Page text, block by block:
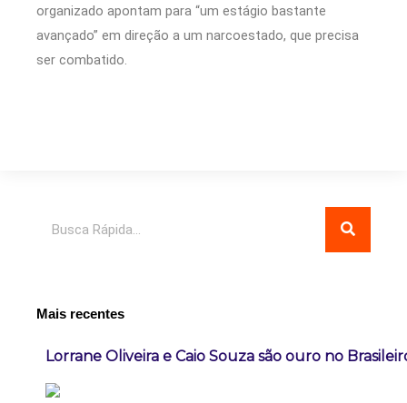
organizado apontam para “um estágio bastante
avançado” em direção a um narcoestado, que precisa
ser combatido.
Mais recentes
Lorrane Oliveira e Caio Souza são ouro no